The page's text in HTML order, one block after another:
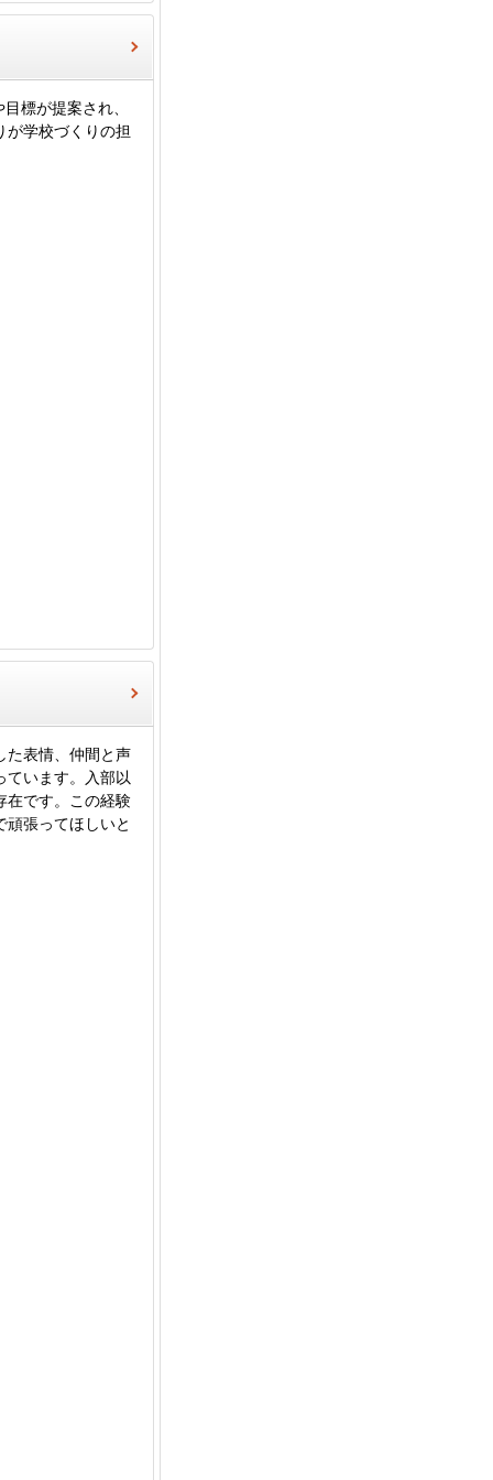
標が提案され、
が学校づくりの担
た表情、仲間と声
ています。入部以
在です。この経験
張ってほしいと